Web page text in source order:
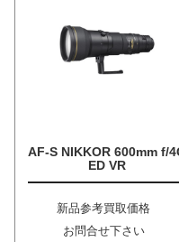
AF-S NIKKOR 600mm f/
ED VR
新品参考買取価格
お問合せ下さい